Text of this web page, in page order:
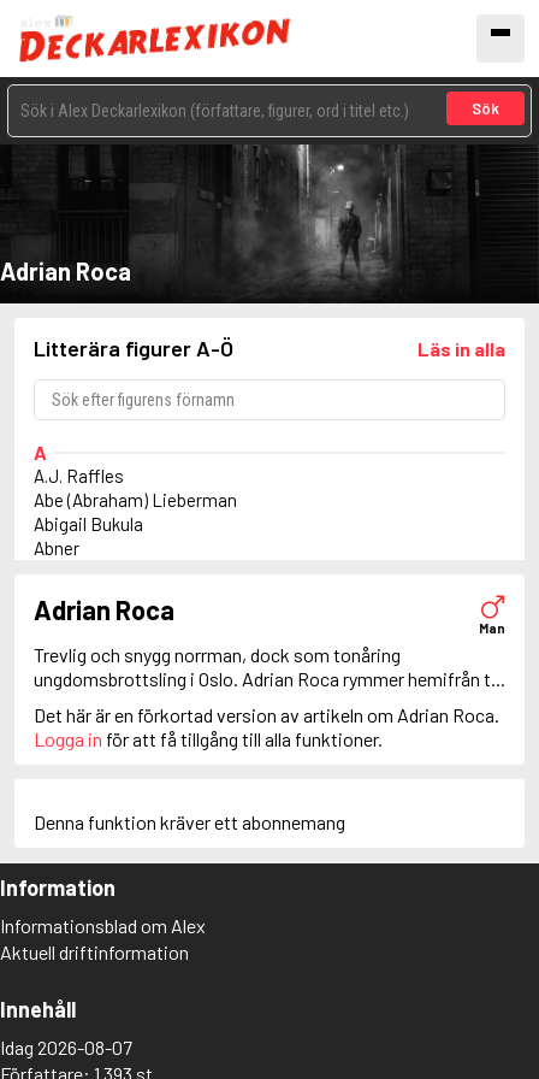
Sök
Adrian Roca
Litterära figurer A-Ö Läs in alla
A
A.J. Raffles
Abe (Abraham) Lieberman
Abigail Bukula
Abner
Adam Fawley
Adamsberg
Adelia Aguilar
Adrian Roca
Alan Banks
Alan Grant
Albert Campion
Alex Cross
Alex Delaware
Alex McKnight
Alex Morrow
Alex Recht
Alix London
Am Hunter
Amanda Pharrell
Adrian Roca
Man
Trevlig och snygg norrman, dock som tonåring
ungdomsbrottsling i Oslo. Adrian Roca rymmer hemifrån t...
Det här är en förkortad version av artikeln om Adrian Roca.
Logga in för att få tillgång till alla funktioner.
Denna funktion kräver ett abonnemang
Information
Informationsblad om Alex
Aktuell driftinformation
Innehåll
Idag 2026-08-07
Författare: 1 393 st